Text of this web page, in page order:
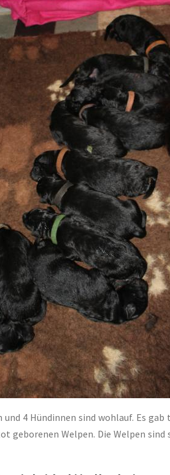
und 4 Hündinnen sind wohlauf. Es
geborenen Welpen. Die Welpen sind